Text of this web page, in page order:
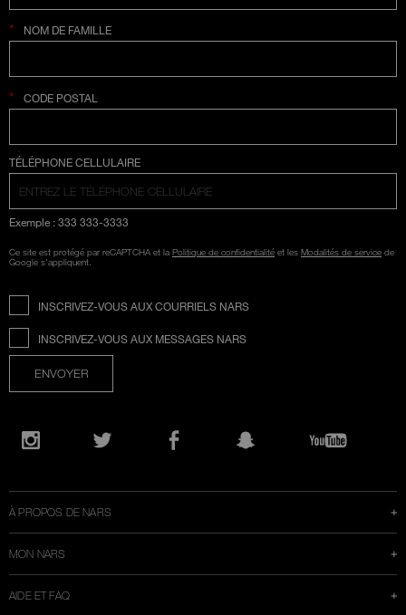
* NOM DE FAMILLE
* CODE POSTAL
SÉLECTION COUNTRY
TÉLÉPHONE CELLULAIRE
Exemple : 333 333-3333
Ce site est protégé par reCAPTCHA et la Politique de confidentialité et les Modalités de service de
Google s'appliquent.
INSCRIVEZ-VOUS AUX COURRIELS NARS
INSCRIVEZ-VOUS AUX MESSAGES NARS
ENVOYER
Ouvre
une
À PROPOS DE NARS
MON NARS
AIDE ET FAQ